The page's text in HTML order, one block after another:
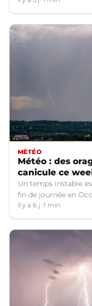
MÉTÉO
Météo : des
canicule ce
Un temps instable
fin de journée en
canicule.
il y a 6 j 1 min